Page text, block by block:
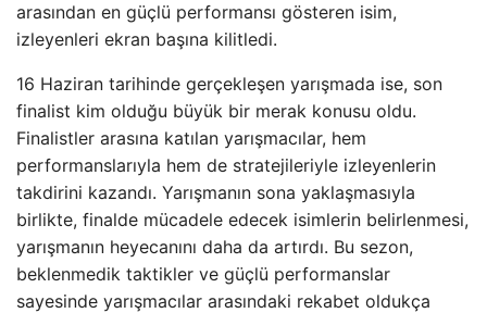
arasından en güçlü performansı gösteren isim,
izleyenleri ekran başına kilitledi.
16 Haziran tarihinde gerçekleşen yarışmada ise, son
finalist kim olduğu büyük bir merak konusu oldu.
Finalistler arasına katılan yarışmacılar, hem
performanslarıyla hem de stratejileriyle izleyenlerin
takdirini kazandı. Yarışmanın sona yaklaşmasıyla
birlikte, finalde mücadele edecek isimlerin belirlenmesi,
yarışmanın heyecanını daha da artırdı. Bu sezon,
beklenmedik taktikler ve güçlü performanslar
sayesinde yarışmacılar arasındaki rekabet oldukça